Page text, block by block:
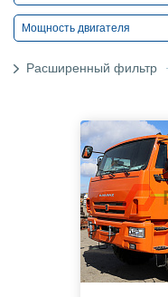
Мощность двигателя
Расширенный фильтр